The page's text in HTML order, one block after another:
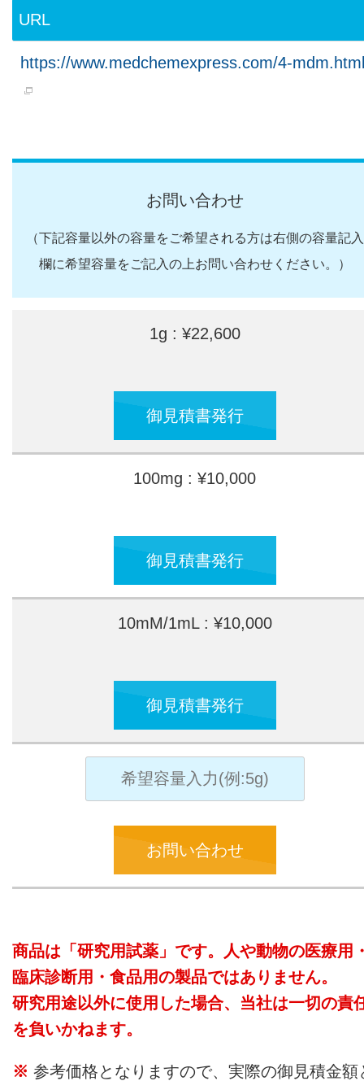
URL
https://www.medchemexpress.com/4-mdm.html
お問い合わせ
（下記容量以外の容量をご希望される方は右側の容量記入
欄に希望容量をご記入の上お問い合わせください。）
1g : ¥22,600
御見積書発行
100mg : ¥10,000
御見積書発行
10mM/1mL : ¥10,000
御見積書発行
お問い合わせ
商品は「研究用試薬」です。人や動物の医療用
臨床診断用・食品用の製品ではありません。
研究用途以外に使用した場合、当社は一切の責
を負いかねます。
参考価格となりますので、実際の御見積金額